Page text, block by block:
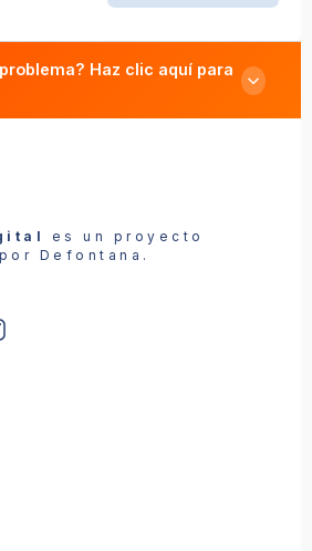
Haz clic aquí para
un problema
es un proyecto
Defontana.